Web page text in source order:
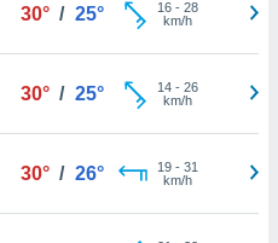
30° / 25° 16- 28
km/h
30° / 25° 14- 26
km/h
30° / 26° 19- 31
km/h